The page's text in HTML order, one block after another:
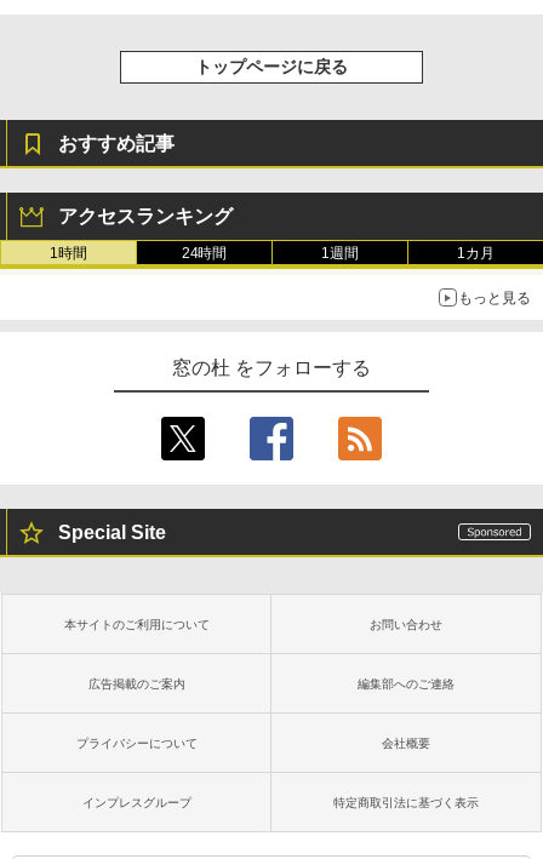
トップページに戻る
おすすめ記事
アクセスランキング
1時間 24時間 1週間 1カ月
もっと見る
窓の杜 をフォローする
Special Site
本サイトのご利用について お問い合わせ
広告掲載のご案内 編集部へのご連絡
プライバシーについて 会社概要
インプレスグループ 特定商取引法に基づく表示